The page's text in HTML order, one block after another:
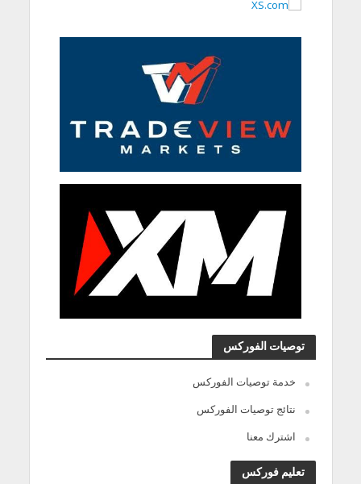
توصيات الفوركس
خدمة توصيات الفوركس
نتائج توصيات الفوركس
اشترك معنا
تعليم فوركس